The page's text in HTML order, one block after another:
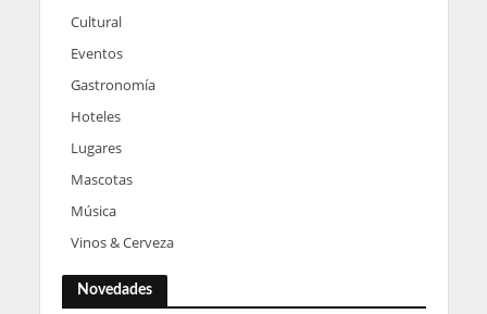
Cultural
Eventos
Gastronomía
Hoteles
Lugares
Mascotas
Música
Vinos & Cerveza
Novedades